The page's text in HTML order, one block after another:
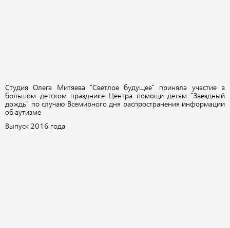
Студия Олега Митяева "Светлое будущее" приняла участие в
большом детском празднике Центра помощи детям "Звездный
дождь" по случаю Всемирного дня распространения информации
об аутизме
Выпуск 2016 года